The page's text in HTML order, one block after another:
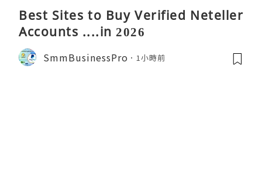
Best Sites to Buy Verified Neteller
Accounts ....in 2026
SmmBusinessPro 1小時前